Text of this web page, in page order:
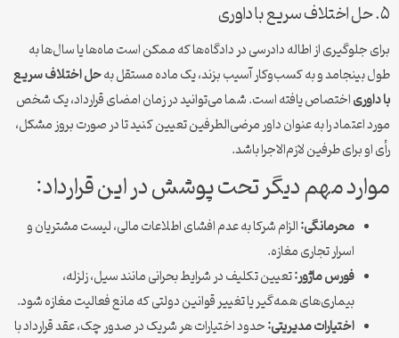
۵. حل اختلاف سریع با داوری
برای جلوگیری از اطاله دادرسی در دادگاه‌ها که ممکن است ماه‌ها یا سال‌ها به
طول بینجامد و به کسب‌وکار آسیب بزند، یک ماده مستقل بهحل اختلاف سریع
با داوریاختصاص یافته است. شما می‌توانید در زمان امضای قرارداد، یک شخص
مورد اعتماد را به عنوان داور مرضی‌الطرفین تعیین کنید تا در صورت بروز مشکل،
رأی او برای طرفین لازم‌الاجرا باشد.
موارد مهم دیگر تحت پوشش در این قرارداد:
محرمانگی:الزام شرکا به عدم افشای اطلاعات مالی، لیست مشتریان و
اسرار تجاری مغازه.
فورس ماژور:تعیین تکلیف در شرایط بحرانی مانند سیل، زلزله،
بیماری‌های همه‌گیر یا تغییر قوانین دولتی که مانع فعالیت مغازه شود.
اختیارات مدیریتی:حدود اختیارات هر شریک در صدور چک، عقد قرارداد با